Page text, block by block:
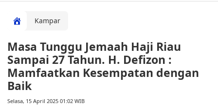
Kampar
Masa Tunggu Jemaah Haji Riau
Sampai 27 Tahun. H. Defizon :
Mamfaatkan Kesempatan dengan
Baik
Selasa, 15 April 2025 01:02 WIB